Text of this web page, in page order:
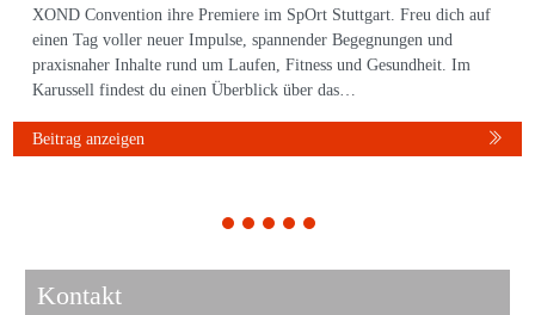
XOND Convention ihre Premiere im SpOrt Stuttgart. Freu dich auf
einen Tag voller neuer Impulse, spannender Begegnungen und
praxisnaher Inhalte rund um Laufen, Fitness und Gesundheit. Im
Karussell findest du einen Überblick über das…
Beitrag anzeigen
1 2 3 4 5
Kontakt